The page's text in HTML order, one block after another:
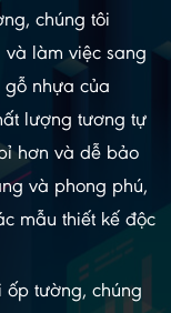
+
chúng tôi
làm việc sang
gỗ nhựa của
lượng tương tự
hơn và dễ bảo
và phong phú,
mẫu thiết kế độc
ốp tường, chúng